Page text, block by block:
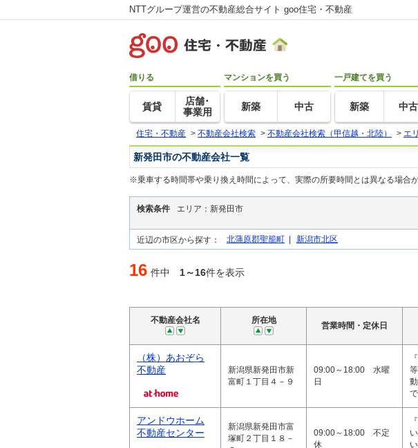
NTTグループ運営の不動産総合サイト goo住宅・不動産
借りる
賃貸
店舗･
事業用
マンションを買う
新築 中古
一戸建てを買う
新築 中古
住宅・不動産 > 不動産会社検索 > 不動産会社検索（甲信越・北陸） > エ
新発田市の不動産会社一覧
※乗車する時間帯や乗り換え時間によって、実際の所要時間とは異なる場合
検索条件 エリア：新発田市
近辺の市区から探す： 北蒲原郡聖籠町 | 新潟市北区
16 件中 1～16件を表示
不動産会社名 所在地
営業時間・定休日
（株）あおぞら
不動産
新潟県新発田市新
富町１丁目４－９
09:00～18:00 水曜
日
アンドウホーム
不動産センター
新潟県新発田市富
塚町２丁目１８－
09:00～18:00 不定
休